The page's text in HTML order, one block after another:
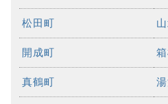
松田町
開成町
真鶴町